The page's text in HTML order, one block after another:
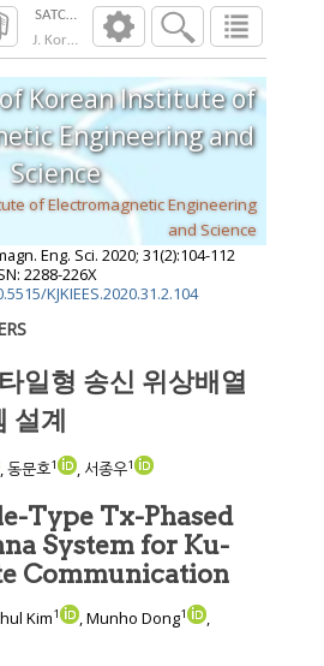
SATCOM용 타일형 송신 위상배열안테나
J. Korean Inst. Electromagn. Eng. Sci.
Korean Institute of
Engineering and
Science
of Electromagnetic Engineering
and Science
J. Korean Inst. Electromagn. Eng. Sci. 2020; 31(2):104-112
2288-226X
KJKIEES.2020.31.2.104
일형 송신 위상배열
설계
, 동문호1 , 서종우1
Type Tx-Phased
System for Ku-
Communication
Kim1 , Munho Dong1
,